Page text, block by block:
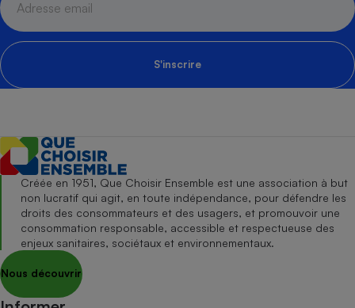
S'inscrire
Créée en 1951, Que Choisir Ensemble est une association à but
non lucratif qui agit, en toute indépendance, pour défendre les
droits des consommateurs et des usagers, et promouvoir une
consommation responsable, accessible et respectueuse des
enjeux sanitaires, sociétaux et environnementaux.
Nous découvrir